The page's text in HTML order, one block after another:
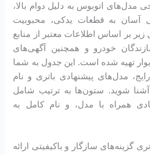
مدل‌های اتوبوس به دلیل دوام بالا،
آسان به قطعات یدکی، محبوبیت
بر اساس اطلاعات معتبر از منابع
خودرو و همچنین آگهی‌های
تهیه شده است. این جدول به شما
مدل‌های پیشنهادی باتری و نام
شوید. ستون‌ها به ترتیب شامل
همراه با مدل، و نام کامل به
گزینه‌های سازگار و باکیفیتی ارائه